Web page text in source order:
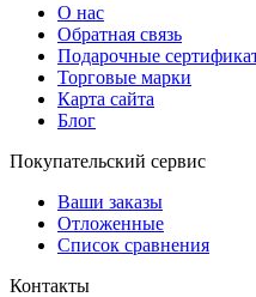
О нас
Обратная связь
Подарочные
Торговые марки
Карта сайта
Блог
Покупательский сервис
Ваши заказы
Отложенные
Список сравнения
Контакты